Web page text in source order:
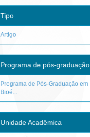
Tipo
Artigo
Programa de pós-graduação
Programa de Pós-Graduação em
Bioé...
Unidade Acadêmica